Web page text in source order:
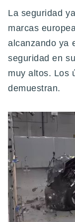
La seguridad
marcas
alcanzando ya
seguridad en
muy altos. Los
demuestran.